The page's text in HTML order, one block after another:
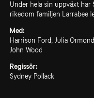
Under hela sin uppväxt
rikedom familjen Larrabee
Med:
Harrison Ford, Julia
John Wood
Regissör:
Sydney Pollack